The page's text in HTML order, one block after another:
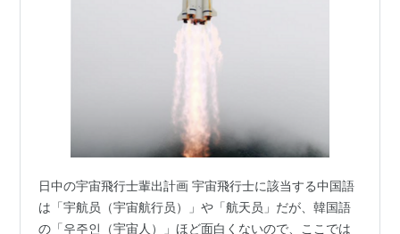
日中の宇宙飛行士輩出計画 宇宙飛行士に該当する中国語
は「宇航员（宇宙航行员）」や「航天员」だが、韓国語
の「우주인（宇宙人）」ほど面白くないので、ここでは